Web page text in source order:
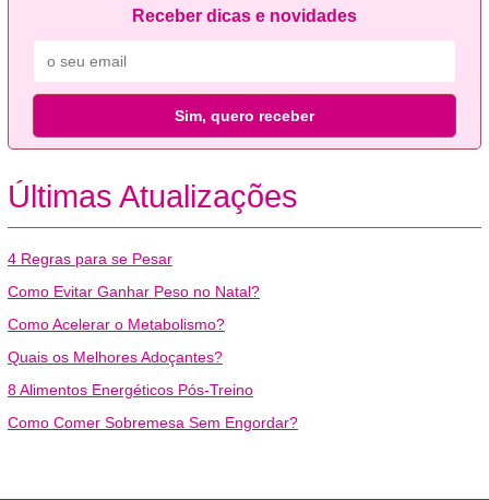
Receber dicas e novidades
Sim, quero receber
Últimas Atualizações
4 Regras para se Pesar
Como Evitar Ganhar Peso no Natal?
Como Acelerar o Metabolismo?
Quais os Melhores Adoçantes?
8 Alimentos Energéticos Pós-Treino
Como Comer Sobremesa Sem Engordar?